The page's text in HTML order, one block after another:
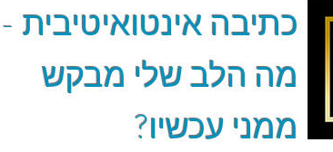
כתיבה אינטואיטיבית -
מה הלב שלי מבקש
ממני עכשיו?